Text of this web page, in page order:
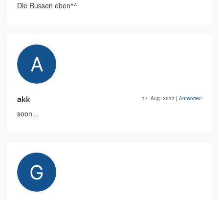
Die Russen eben^^
akk 17. Aug. 2012 | Antworten
soon...